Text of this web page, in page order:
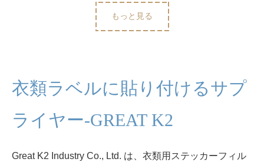
もっと見る
衣類ラベルに貼り付けるサプ
ライヤー-GREAT K2
Great K2 Industry Co., Ltd. は、衣類用ステッカーフィル